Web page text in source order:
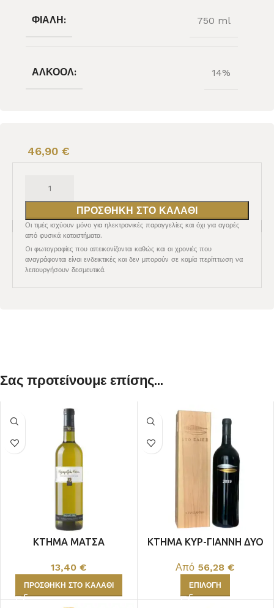
ΦΙΆΛΗ: 750 ml
ΑΛΚΟΌΛ: 14%
46,90 €
ΠΡΟΣΘΉΚΗ ΣΤΟ ΚΑΛΆΘΙ
Οι τιμές ισχύουν μόνο για ηλεκτρονικές παραγγελίες και όχι για αγορές
από φυσικά καταστήματα.
Oι φωτογραφίες που απεικονίζονται καθώς και οι χρονιές που
αναγράφονται είναι ενδεικτικές και δεν μπορούν σε καμία περίπτωση να
λειτουργήσουν δεσμευτικά.
Σας προτείνουμε επίσης...
ΚΤΗΜΑ ΜΑΤΣΑ
13,40 €
ΠΡΟΣΘΉΚΗ ΣΤΟ ΚΑΛΆΘΙ
ΚΤΗΜΑ ΚΥΡ-ΓΙΑΝΝΗ ΔΥΟ
Από 56,28€
ΕΠΙΛΟΓΉ